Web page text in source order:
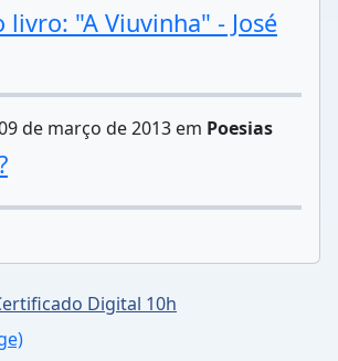
livro: "A Viuvinha" - José
de março de 2013 em Poesias
Digital 10h